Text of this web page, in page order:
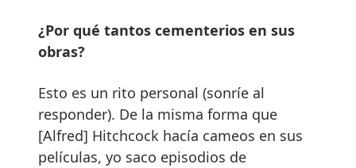
¿Por qué tantos cementerios en sus
obras?
Esto es un rito personal (sonríe al
responder). De la misma forma que
[Alfred] Hitchcock hacía cameos en sus
películas, yo saco episodios de